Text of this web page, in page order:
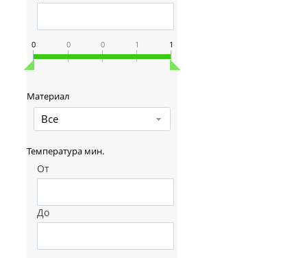
0 0 0 1 1
Материал
Все
Температура мин.
От
До